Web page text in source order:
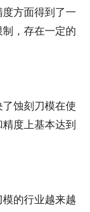
方面得到了一
，存在一定的
蚀刻刀模在使
度上基本达到
的行业越来越